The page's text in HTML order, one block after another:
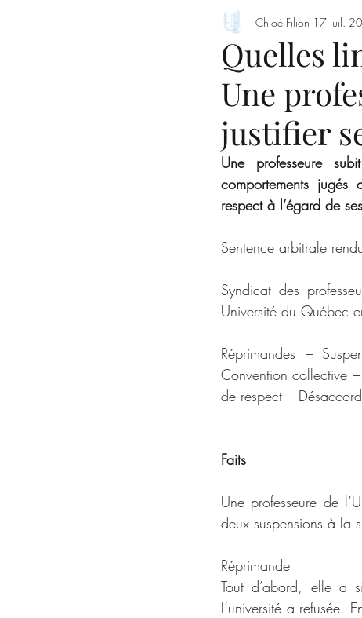
Articles de journaux
Responsabilité du chercheur
Quelles
Une
justifier
Chloé Filion 17 juil.
Une professeure
comportements
respect à l’égard de
Sentence arbitrale
Syndicat des
Université du Québec
Réprimandes –
Convention collective
de respect –
Faits
Une professeure de
deux suspensions à la
Réprimande
Tout d’abord, elle a
l’université a refusée.